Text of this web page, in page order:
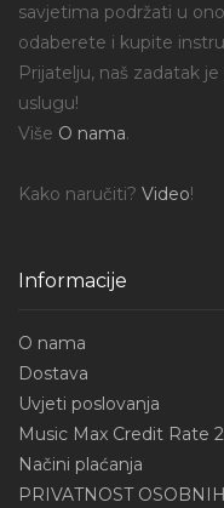
savjetima podržati u
odaberete i kupite
Prijatelju, naš zadatak
uslugu!
Više O nama.
Kako naručiti? Video!
Informacije
O nama
Dostava
Uvjeti poslovanja
Music Max Credit Rate
Načini plaćanja
PRIVATNOST